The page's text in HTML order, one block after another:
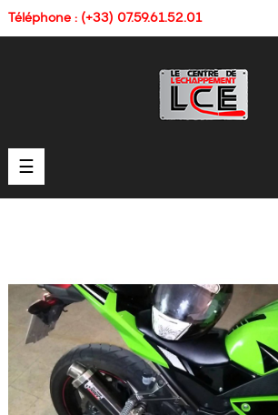
Téléphone : (+33) 07.59.61.52.01
Basculer
☰